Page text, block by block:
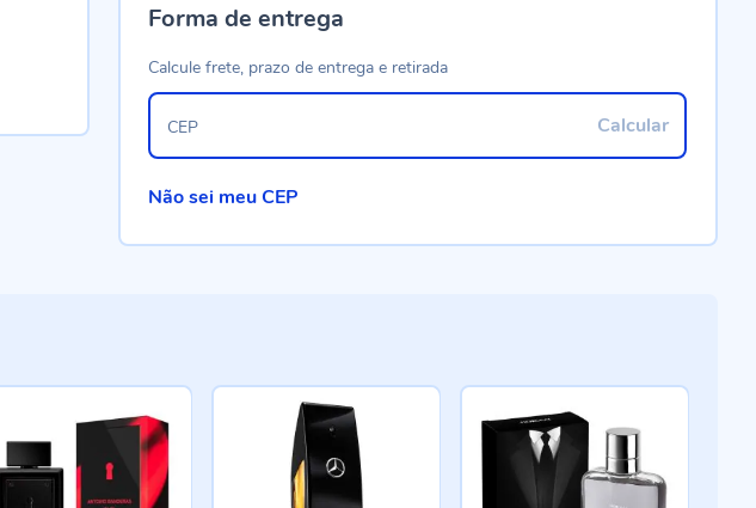
Forma de entrega
Calcule frete, prazo de entrega e retirada
Calcular
CEP
Não sei meu CEP